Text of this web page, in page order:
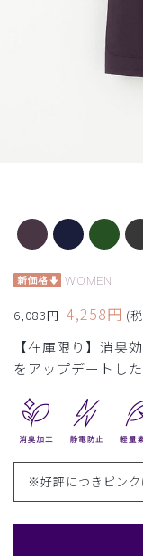
WOMEN
6,083円 4,258円 (
【在庫限り】消臭
をアップデートし
※好評につきピン